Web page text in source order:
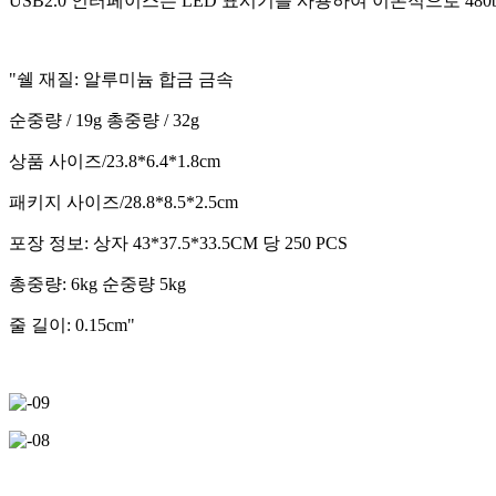
"쉘 재질: 알루미늄 합금 금속
순중량 / 19g 총중량 / 32g
상품 사이즈/23.8*6.4*1.8cm
패키지 사이즈/28.8*8.5*2.5cm
포장 정보: 상자 43*37.5*33.5CM 당 250 PCS
총중량: 6kg 순중량 5kg
줄 길이: 0.15cm"